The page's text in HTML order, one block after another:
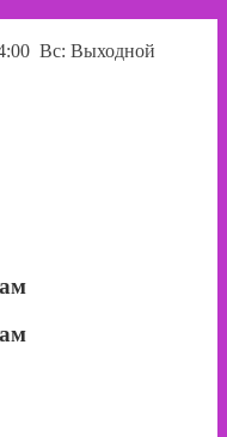
Вс: Выходной